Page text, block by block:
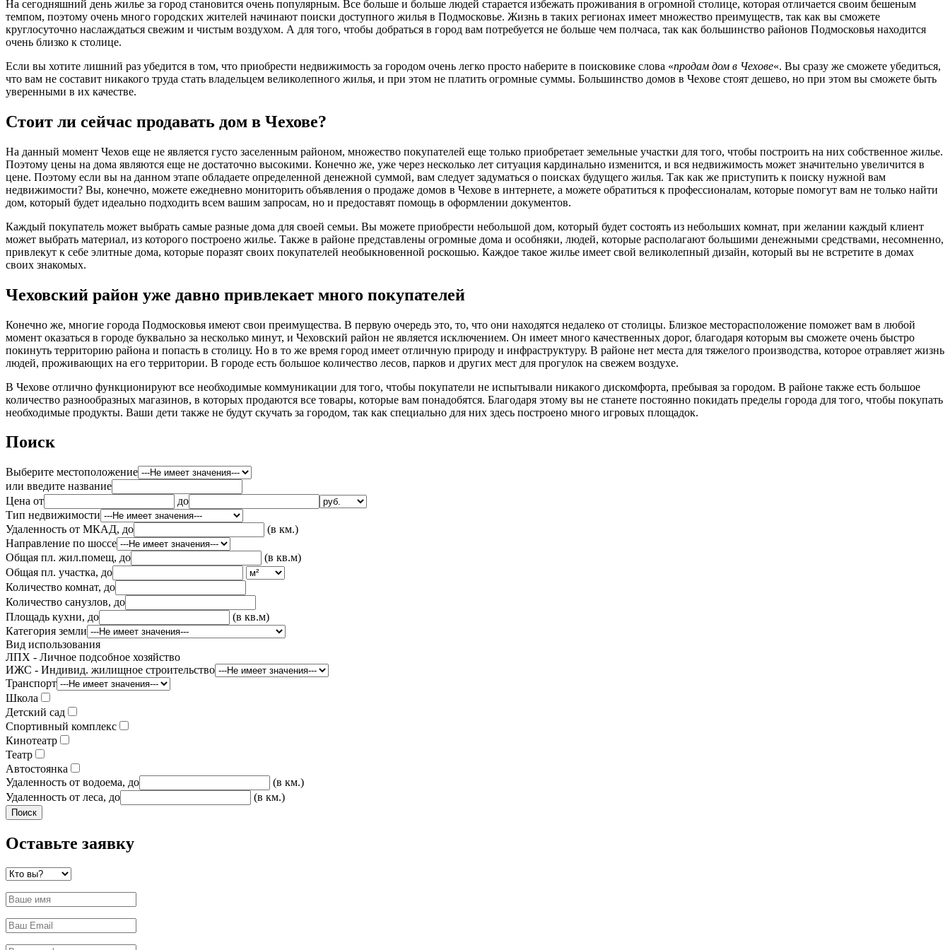
На сегодняшний день жилье за город становится очень популярным. Все больше и больше людей старается избежать проживания в огромной столице, которая отличается своим бешеным
темпом, поэтому очень много городских жителей начинают поиски доступного жилья в Подмосковье. Жизнь в таких регионах имеет множество преимуществ, так как вы сможете
круглосуточно наслаждаться свежим и чистым воздухом. А для того, чтобы добраться в город вам потребуется не больше чем полчаса, так как большинство районов Подмосковья находится
очень близко к столице.
Если вы хотите лишний раз убедится в том, что приобрести недвижимость за городом очень легко просто наберите в поисковике слова «продам дом в Чехове«. Вы сразу же сможете убедиться,
что вам не составит никакого труда стать владельцем великолепного жилья, и при этом не платить огромные суммы. Большинство домов в Чехове стоят дешево, но при этом вы сможете быть
уверенными в их качестве.
Стоит ли сейчас продавать дом в Чехове?
На данный момент Чехов еще не является густо заселенным районом, множество покупателей еще только приобретает земельные участки для того, чтобы построить на них собственное жилье.
Поэтому цены на дома являются еще не достаточно высокими. Конечно же, уже через несколько лет ситуация кардинально изменится, и вся недвижимость может значительно увеличится в
цене. Поэтому если вы на данном этапе обладаете определенной денежной суммой, вам следует задуматься о поисках будущего жилья. Так как же приступить к поиску нужной вам
недвижимости? Вы, конечно, можете ежедневно мониторить объявления о продаже домов в Чехове в интернете, а можете обратиться к профессионалам, которые помогут вам не только найти
дом, который будет идеально подходить всем вашим запросам, но и предоставят помощь в оформлении документов.
Каждый покупатель может выбрать самые разные дома для своей семьи. Вы можете приобрести небольшой дом, который будет состоять из небольших комнат, при желании каждый клиент
может выбрать материал, из которого построено жилье. Также в районе представлены огромные дома и особняки, людей, которые располагают большими денежными средствами, несомненно,
привлекут к себе элитные дома, которые поразят своих покупателей необыкновенной роскошью. Каждое такое жилье имеет свой великолепный дизайн, который вы не встретите в домах
своих знакомых.
Чеховский район уже давно привлекает много покупателей
Конечно же, многие города Подмосковья имеют свои преимущества. В первую очередь это, то, что они находятся недалеко от столицы. Близкое месторасположение поможет вам в любой
момент оказаться в городе буквально за несколько минут, и Чеховский район не является исключением. Он имеет много качественных дорог, благодаря которым вы сможете очень быстро
покинуть территорию района и попасть в столицу. Но в то же время город имеет отличную природу и инфраструктуру. В районе нет места для тяжелого производства, которое отравляет жизнь
людей, проживающих на его территории. В городе есть большое количество лесов, парков и других мест для прогулок на свежем воздухе.
В Чехове отлично функционируют все необходимые коммуникации для того, чтобы покупатели не испытывали никакого дискомфорта, пребывая за городом. В районе также есть большое
количество разнообразных магазинов, в которых продаются все товары, которые вам понадобятся. Благодаря этому вы не станете постоянно покидать пределы города для того, чтобы покупать
необходимые продукты. Ваши дети также не будут скучать за городом, так как специально для них здесь построено много игровых площадок.
Поиск
Выберите местоположение
или введите название
Цена от
до
Тип недвижимости
Удаленность от МКАД, до
(в км.)
Направление по шоссе
Общая пл. жил.помещ, до
(в кв.м)
Общая пл. участка, до
Количество комнат, до
Количество санузлов, до
Площадь кухни, до
(в кв.м)
Категория земли
Вид использования
ЛПХ - Личное подсобное хозяйство
ИЖС - Индивид. жилищное строительство
Транспорт
Школа
Детский сад
Спортивный комплекс
Кинотеатр
Театр
Автостоянка
Удаленность от водоема, до
(в км.)
Удаленность от леса, до
(в км.)
Оставьте заявку